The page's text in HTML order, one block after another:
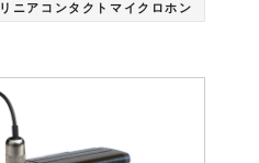
リニアコンタクトマイクロホン